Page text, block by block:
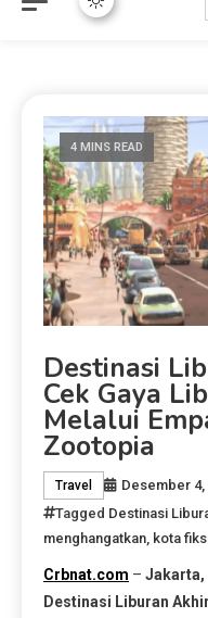
4 MINS READ
Destinasi
Cek Gaya
Melalui
Zootopia
Travel Desember 4,
Tagged Destinasi
menghangatkan kota
Crbnat.com – Jakarta,
Destinasi Liburan